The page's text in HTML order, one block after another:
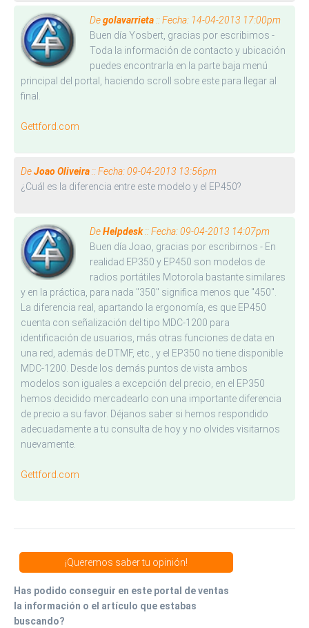
Degolavarrieta :: Fecha: 14-04-2013 17:00pm
Buen día Yosbert, gracias por escribimos -
Toda la información de contacto y ubicación
puedes encontrarla en la parte baja menú
principal del portal, haciendo scroll sobre este para llegar al
final.
Gettford.com
DeJoao Oliveira :: Fecha: 09-04-2013 13:56pm
¿Cuál es la diferencia entre este modelo y el EP450?
DeHelpdesk:: Fecha: 09-04-2013 14:07pm
Buen día Joao, gracias por escribirnos - En
realidad EP350 y EP450 son modelos de
radios portátiles Motorola bastante similares
y en la práctica, para nada "350" significa menos que "450".
La diferencia real, apartando la ergonomía, es que EP450
cuenta con señalización del tipo MDC-1200 para
identificación de usuarios, más otras funciones de data en
una red, además de DTMF, etc., y el EP350 no tiene disponible
MDC-1200. Desde los demás puntos de vista ambos
modelos son iguales a excepción del precio, en el EP350
hemos decidido mercadearlo con una importante diferencia
de precio a su favor. Déjanos saber si hemos respondido
adecuadamente a tu consulta de hoy y no olvides visitarnos
nuevamente.
Gettford.com
¡Queremos saber tu opinión!
Has podido conseguir en este portal de ventas
la información o el artículo que estabas
buscando?